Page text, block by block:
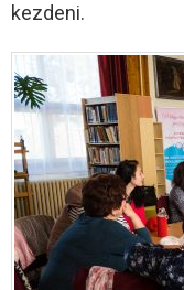
kezdeni.